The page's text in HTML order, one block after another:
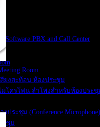
Software PBX and Call Center
Room
ยงสะท้อน ห้องประชุม
มโครโฟน ลำโพงสำหรับห้องประชุ
ประชุม (Conference Microphone)
ะชุม